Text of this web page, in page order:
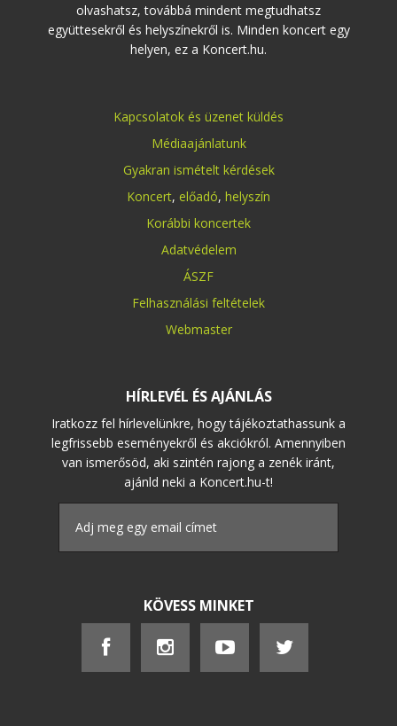
olvashatsz, továbbá mindent megtudhatsz
együttesekről és helyszínekről is. Minden koncert egy
helyen, ez a Koncert.hu.
Kapcsolatok és üzenet küldés
Médiaajánlatunk
Gyakran ismételt kérdések
Koncert, előadó, helyszín
Korábbi koncertek
Adatvédelem
ÁSZF
Felhasználási feltételek
Webmaster
HÍRLEVÉL ÉS AJÁNLÁS
Iratkozz fel hírlevelünkre, hogy tájékoztathassunk a
legfrissebb eseményekről és akciókról. Amennyiben
van ismerősöd, aki szintén rajong a zenék iránt,
ajánld neki a Koncert.hu-t!
KÖVESS MINKET